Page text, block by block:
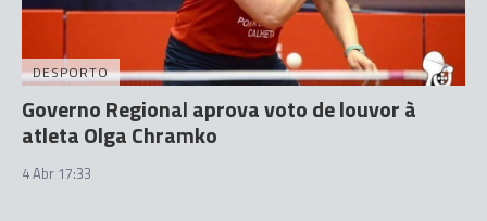
DESPORTO
Governo Regional aprova voto de louvor à
atleta Olga Chramko
4 Abr 17:33